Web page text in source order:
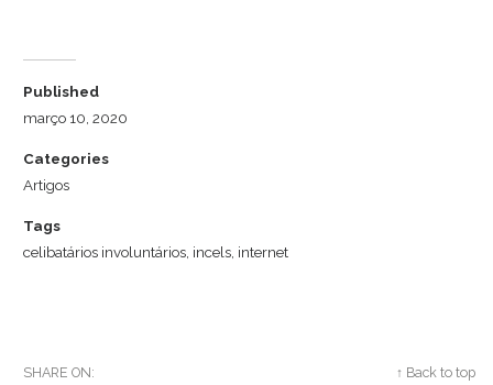
Published
março 10, 2020
Categories
Artigos
Tags
celibatários involuntários, incels, internet
SHARE ON: ↑ Back to top